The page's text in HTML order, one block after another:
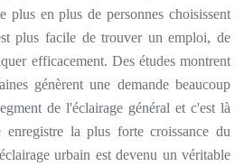
plus en plus de personnes choisissent
plus facile de trouver un emploi, de
efficacement. Des études montrent
génèrent une demande beaucoup
de l'éclairage général et c'est là
enregistre la plus forte croissance du
urbain est devenu un véritable